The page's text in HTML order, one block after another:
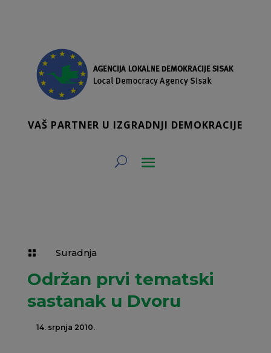
VAŠ PARTNER U IZGRADNJI DEMOKRACIJE
 Suradnja
Održan prvi tematski
sastanak u Dvoru
14. srpnja 2010.